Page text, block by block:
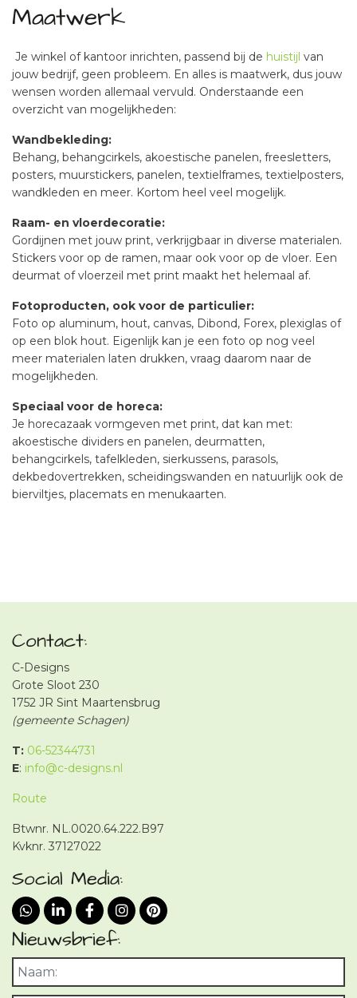
Maatwerk
Je winkel of kantoor inrichten, passend bij de huistijl van
jouw bedrijf, geen probleem. En alles is maatwerk, dus jouw
wensen worden allemaal vervuld. Onderstaande een
overzicht van mogelijkheden:
Wandbekleding:
Behang, behangcirkels, akoestische panelen, freesletters,
posters, muurstickers, panelen, textielframes, textielposters,
wandkleden en meer. Kortom heel veel mogelijk.
Raam- en vloerdecoratie:
Gordijnen met jouw print, verkrijgbaar in diverse materialen.
Stickers voor op de ramen, maar ook voor op de vloer. Een
deurmat of vloerzeil met print maakt het helemaal af.
Fotoproducten, ook voor de particulier:
Foto op aluminum, hout, canvas, Dibond, Forex, plexiglas of
op een blok hout. Eigenlijk kan je een foto op nog veel
meer materialen laten drukken, vraag daarom naar de
mogelijkheden.
Speciaal voor de horeca:
Je horecazaak vormgeven met print, dat kan met:
akoestische dividers en panelen, deurmatten,
behangcirkels, tafelkleden, sierkussens, parasols,
dekbedovertrekken, scheidingswanden en natuurlijk ook de
bierviltjes, placemats en menukaarten.
Contact:
C-Designs
Grote Sloot 230
1752 JR Sint Maartensbrug
(gemeente Schagen)
T: 06-52344731
E: info@c-designs.nl
Route
Btwnr. NL.0020.64.222.B97
Kvknr. 37127022
Social Media:
Nieuwsbrief: